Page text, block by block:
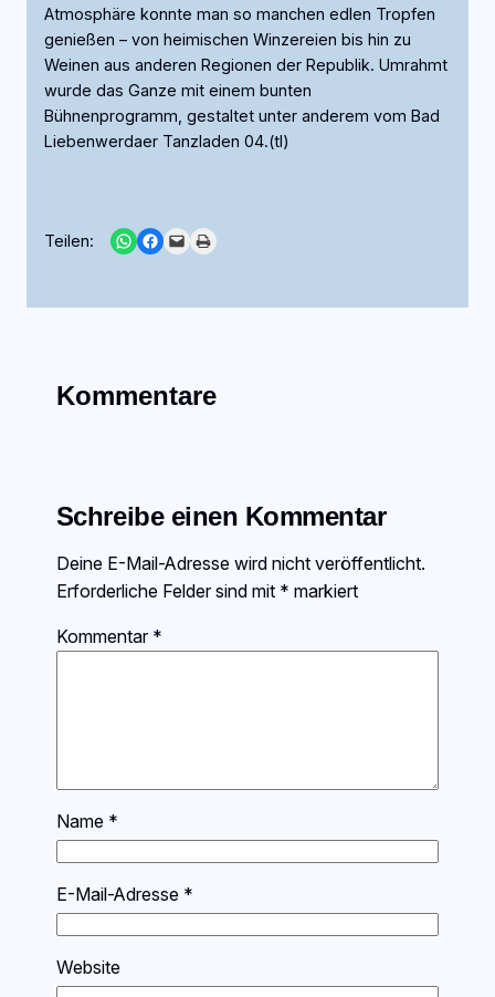
Atmosphäre konnte man so manchen edlen Tropfen
genießen – von heimischen Winzereien bis hin zu
Weinen aus anderen Regionen der Republik. Umrahmt
wurde das Ganze mit einem bunten
Bühnenprogramm, gestaltet unter anderem vom Bad
Liebenwerdaer Tanzladen 04.(tl)
Teilen: Share on WhatsApp
Share on Facebook
Email this PagePrint this Page
Kommentare
Schreibe einen Kommentar
Deine E-Mail-Adresse wird nicht veröffentlicht.
Erforderliche Felder sind mit * markiert
Kommentar *
Name *
E-Mail-Adresse *
Website